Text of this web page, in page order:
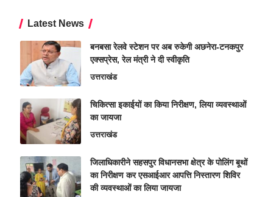
Latest News
बनबसा रेलवे स्टेशन पर अब रुकेगी अछनेरा-टनकपुर
एक्सप्रेस, रेल मंत्री ने दी स्वीकृति
उत्तराखंड
चिकित्सा इकाईयों का किया निरीक्षण, लिया व्यवस्थाओं
का जायजा
उत्तराखंड
जिलाधिकारीने सहसपुर विधानसभा क्षेत्र के पोलिंग बूथों
का निरीक्षण कर एसआईआर आपत्ति निस्तारण शिविर
की व्यवस्थाओं का लिया जायजा